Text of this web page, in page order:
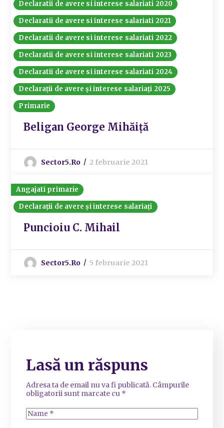
Declaratii de avere si interese salariati 2020
Declaratii de avere si interese salariati 2021
Declaratii de avere si interese salariati 2022
Declaratii de avere si interese salariati 2023
Declaratii de avere si interese salariati 2024
Declarații de avere și interese salariați 2025
Primarie
Beligan George Mihăiță
Sector5.ro 2 februarie 2021
Angajati primarie
Declarații de avere și interese salariați
Puncioiu C. Mihail
Sector5.ro 5 februarie 2021
Lasă un răspuns
Adresa ta de email nu va fi publicată. Câmpurile
obligatorii sunt marcate cu *